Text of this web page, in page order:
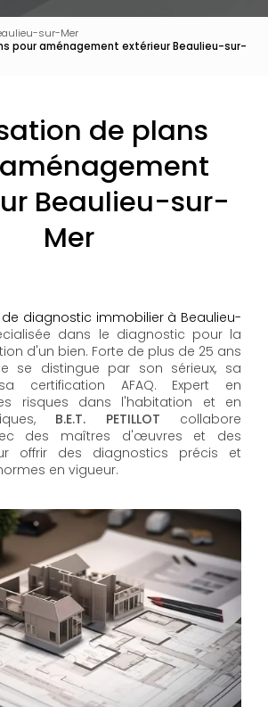
sur-Mer
pour aménagement extérieur Beaulieu-sur-
de plans
Beaulieu-sur-
Mer
de diagnostic immobilier à Beaulieu-
dans le diagnostic pour la
d'un bien. Forte de plus de 25 ans
se distingue par son sérieux, sa
certification AFAQ. Expert en
risques dans l'habitation et en
B.E.T. PETILLOT collabore
des maîtres d'œuvres et des
offrir des diagnostics précis et
en vigueur.